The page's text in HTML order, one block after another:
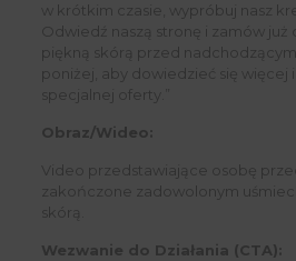
w krótkim czasie, wypróbuj nasz
Odwiedź naszą stronę i zamów już
piękną skórą przed
poniżej, aby dowiedzieć się więcej
specjalnej oferty.”
Obraz/Wideo:
Video przedstawiające osobę
zakończone zadowolonym
skórą.
Wezwanie do Działania (CTA):